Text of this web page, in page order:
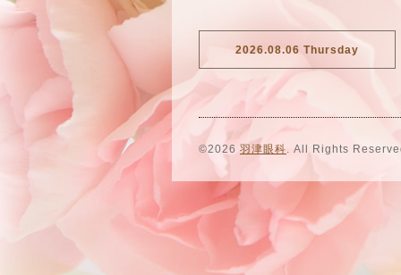
2026.08.06 Thursday
©2026 羽津眼科. All Rights